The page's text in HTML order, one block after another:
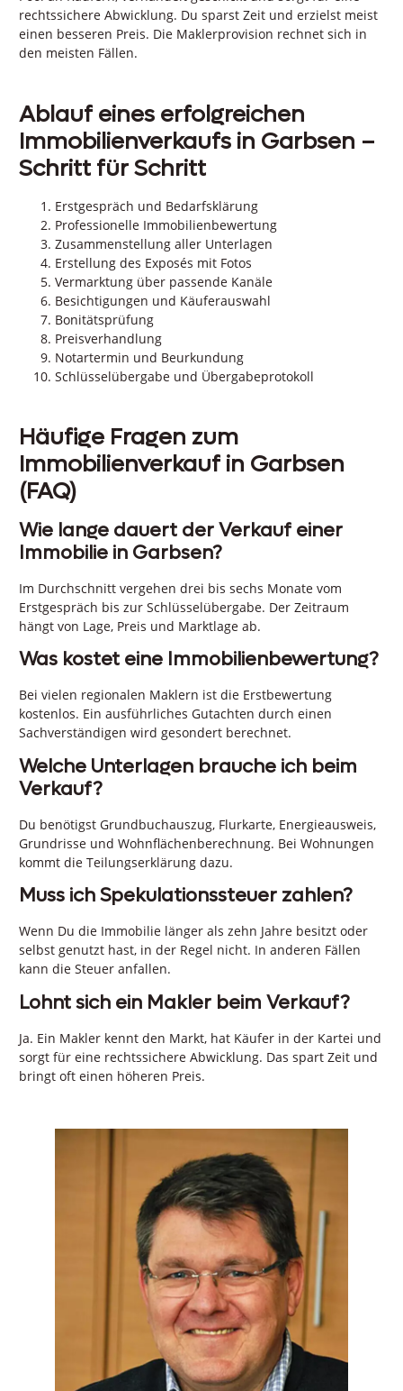
rechtssichere Abwicklung. Du sparst Zeit und erzielst meist
einen besseren Preis. Die Maklerprovision rechnet sich in
den meisten Fällen.
Ablauf eines erfolgreichen
Immobilienverkaufs in Garbsen –
Schritt für Schritt
Erstgespräch und Bedarfsklärung
Professionelle Immobilienbewertung
Zusammenstellung aller Unterlagen
Erstellung des Exposés mit Fotos
Vermarktung über passende Kanäle
Besichtigungen und Käuferauswahl
Bonitätsprüfung
Preisverhandlung
Notartermin und Beurkundung
Schlüsselübergabe und Übergabeprotokoll
Häufige Fragen zum
Immobilienverkauf in Garbsen
(FAQ)
Wie lange dauert der Verkauf einer
Immobilie in Garbsen?
Im Durchschnitt vergehen drei bis sechs Monate vom
Erstgespräch bis zur Schlüsselübergabe. Der Zeitraum
hängt von Lage, Preis und Marktlage ab.
Was kostet eine Immobilienbewertung?
Bei vielen regionalen Maklern ist die Erstbewertung
kostenlos. Ein ausführliches Gutachten durch einen
Sachverständigen wird gesondert berechnet.
Welche Unterlagen brauche ich beim
Verkauf?
Du benötigst Grundbuchauszug, Flurkarte, Energieausweis,
Grundrisse und Wohnflächenberechnung. Bei Wohnungen
kommt die Teilungserklärung dazu.
Muss ich Spekulationssteuer zahlen?
Wenn Du die Immobilie länger als zehn Jahre besitzt oder
selbst genutzt hast, in der Regel nicht. In anderen Fällen
kann die Steuer anfallen.
Lohnt sich ein Makler beim Verkauf?
Ja. Ein Makler kennt den Markt, hat Käufer in der Kartei und
sorgt für eine rechtssichere Abwicklung. Das spart Zeit und
bringt oft einen höheren Preis.